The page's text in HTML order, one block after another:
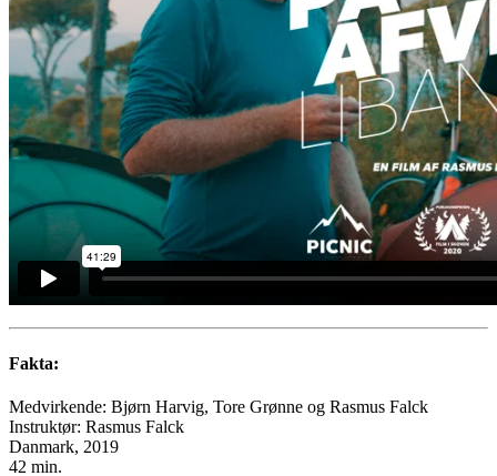
Fakta:
Medvirkende: Bjørn Harvig, Tore Grønne og Rasmus Falck
Instruktør: Rasmus Falck
Danmark, 2019
42 min.